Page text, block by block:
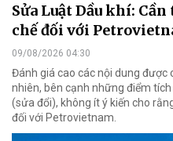
Sửa Luật Dầu khí:
chế đối với
09/08/2026 04:30
Đánh giá cao các nội dung được
nhiên, bên cạnh những điểm
(sửa đổi), không ít ý kiến cho
đối với Petrovietnam.